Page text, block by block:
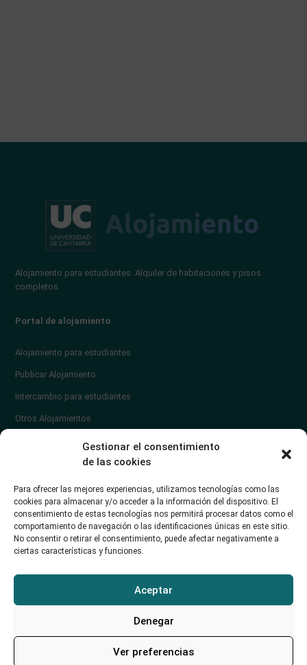
Gestionar el consentimiento
de las cookies
Para ofrecer las mejores experiencias, utilizamos tecnologías como las
cookies para almacenar y/o acceder a la información del dispositivo. El
consentimiento de estas tecnologías nos permitirá procesar datos como el
comportamiento de navegación o las identificaciones únicas en este sitio.
No consentir o retirar el consentimiento, puede afectar negativamente a
ciertas características y funciones.
Aceptar
Denegar
Ver preferencias
Alojamiento para estudiantes. Alquiler de habitaciones y pisos
completos.
Portal de alojamiento
Alojamiento para estudiantes
Publicar Alojamiento
Intercambio para estudiantes
Otros Alojamientos
¿Cómo publicar un anuncio?
Contacto
soporte@alojamientounican.es
Alojamiento Universidad de Cantabria Copyright © 2023​